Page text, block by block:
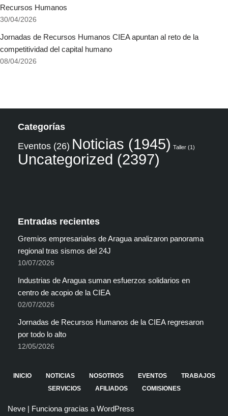
Recursos Humanos
30/04/2026
Jornadas de Recursos Humanos CIEA apuntan al reto de la
competitividad del capital humano
08/04/2026
Categorías
Eventos (26) Noticias (1945) Taller (1)
Uncategorized (2397)
Entradas recientes
Gremios empresariales de Aragua analizaron panorama
regional tras sismos del 24J
10/07/2026
Industrias de Aragua suman esfuerzos solidarios en
centro de acopio de la CIEA
02/07/2026
Jornadas de Recursos Humanos de la CIEA regresaron
por todo lo alto
12/05/2026
INICIO NOTICIAS NOSOTROS EVENTOS
TRABAJOS
SERVICIOS
AFILIADOS COMISIONES
Neve | Funciona gracias a WordPress